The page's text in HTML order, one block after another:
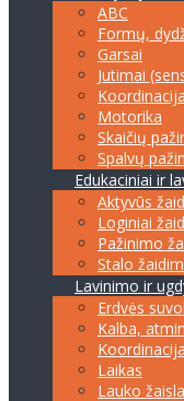
ABC
Formų,
Garsai
Jutimai
Koordinacija
Motorika
Skaičių
Spalvų
Edukaciniai ir
Aktyvūs
Loginiai
Pažinimo
Stalo
Lavinimo ir
Erdvės
Kalba,
Laikas
Lauko